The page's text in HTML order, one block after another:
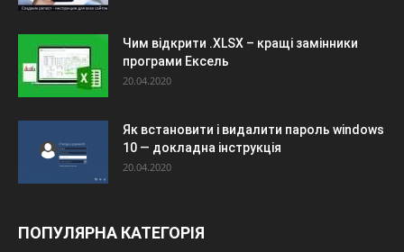
Чим відкрити .XLSX – кращі замінники
програми Ексель
20.04.2020
Як встановити і видалити пароль windows
10 — докладна інструкція
20.04.2020
ПОПУЛЯРНА КАТЕГОРІЯ